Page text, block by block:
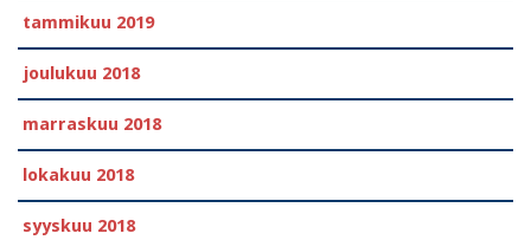
tammikuu 2019
joulukuu 2018
marraskuu 2018
lokakuu 2018
syyskuu 2018